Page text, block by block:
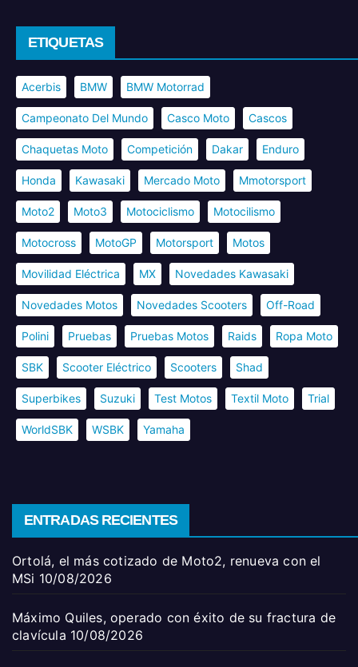
ETIQUETAS
Acerbis BMW BMW Motorrad
Campeonato Del Mundo Casco Moto Cascos
Chaquetas Moto Competición Dakar Enduro
Honda Kawasaki Mercado Moto Mmotorsport
Moto2 Moto3 Motociclismo Motocilismo
Motocross MotoGP Motorsport Motos
Movilidad Eléctrica MX Novedades Kawasaki
Novedades Motos Novedades Scooters Off-Road
Polini Pruebas Pruebas Motos Raids Ropa Moto
SBK Scooter Eléctrico Scooters Shad
Superbikes Suzuki Test Motos Textil Moto Trial
WorldSBK WSBK Yamaha
ENTRADAS RECIENTES
Ortolá, el más cotizado de Moto2, renueva con el
MSi 10/08/2026
Máximo Quiles, operado con éxito de su fractura de
clavícula 10/08/2026